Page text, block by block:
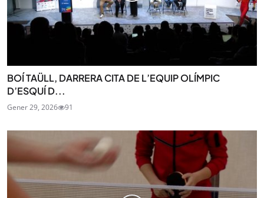
BOÍ TAÜLL, DARRERA CITA DE L’EQUIP OLÍMPIC
D’ESQUÍ D...
Gener 29, 2026 91